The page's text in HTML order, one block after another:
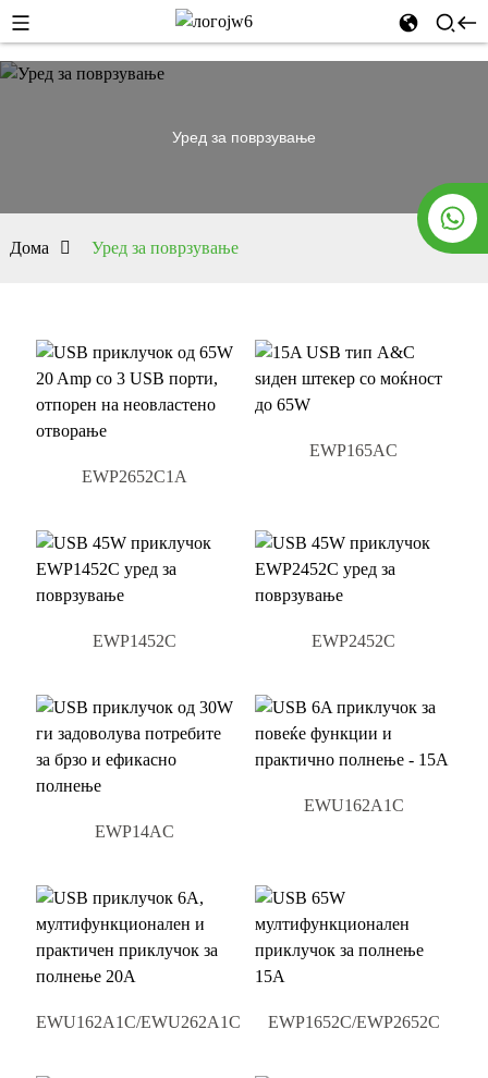
Уред за поврзување
Дома Уред за поврзување
EWP2652C1A
EWP165AC
EWP1452C EWP2452C
EWP14AC
EWU162A1C
EWU162A1C/EWU262A1C EWP1652C/EWP2652C